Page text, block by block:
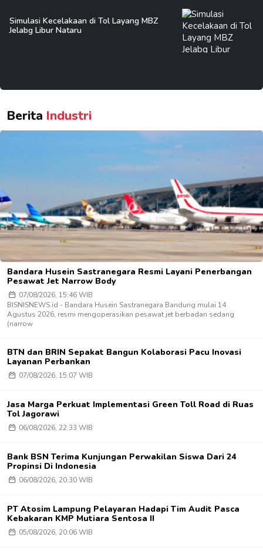
Simulasi Kecelakaan di Tol Layang MBZ
Jelabg Libur Nataru
Berita Industri
Bandara Husein Sastranegara Resmi Layani Penerbangan
Pesawat Jet Narrow Body
07/08/2026, 15:46 WIB
BISNISNEWS.id - Bandara Husein Sastranegara Bandung mulai 14
Agustus 2026, resmi mengoperasikan pesawat jet berbadan sedang
(narrow
BTN dan BRIN Sepakat Bangun Kolaborasi Pacu Inovasi
Layanan Perbankan
07/08/2026, 15:07 WIB
Jasa Marga Perkuat Implementasi Green Toll Road di Ruas
Tol Jagorawi
06/08/2026, 22:33 WIB
Bank BSN Terima Kunjungan Perwakilan Siswa Dari 24
Propinsi Di Indonesia
06/08/2026, 20:30 WIB
PT Atosim Lampung Pelayaran Hadapi Tim Audit Pasca
Kebakaran KMP Mutiara Sentosa II
05/08/2026, 20:06 WIB